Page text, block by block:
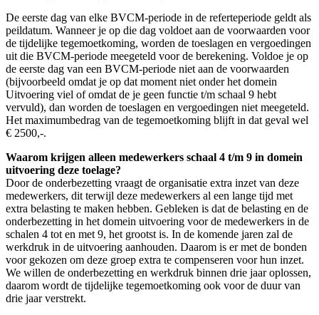
De eerste dag van elke BVCM-periode in de referteperiode geldt als
peildatum. Wanneer je op die dag voldoet aan de voorwaarden voor
de tijdelijke tegemoetkoming, worden de toeslagen en vergoedingen
uit die BVCM-periode meegeteld voor de berekening. Voldoe je op
de eerste dag van een BVCM-periode niet aan de voorwaarden
(bijvoorbeeld omdat je op dat moment niet onder het domein
Uitvoering viel of omdat de je geen functie t/m schaal 9 hebt
vervuld), dan worden de toeslagen en vergoedingen niet meegeteld.
Het maximumbedrag van de tegemoetkoming blijft in dat geval wel
€ 2500,-.
Waarom krijgen alleen medewerkers schaal 4 t/m 9 in domein
uitvoering deze toelage?
Door de onderbezetting vraagt de organisatie extra inzet van deze
medewerkers, dit terwijl deze medewerkers al een lange tijd met
extra belasting te maken hebben. Gebleken is dat de belasting en de
onderbezetting in het domein uitvoering voor de medewerkers in de
schalen 4 tot en met 9, het grootst is. In de komende jaren zal de
werkdruk in de uitvoering aanhouden. Daarom is er met de bonden
voor gekozen om deze groep extra te compenseren voor hun inzet.
We willen de onderbezetting en werkdruk binnen drie jaar oplossen,
daarom wordt de tijdelijke tegemoetkoming ook voor de duur van
drie jaar verstrekt.